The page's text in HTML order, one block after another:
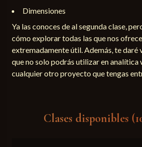
Dimensiones
Ya las conoces de al segunda clase,
cómo explorar todas las que nos
extremadamente útil. Además, te daré
que no solo podrás utilizar en analítica
cualquier otro proyecto que tengas
Clases disponibles